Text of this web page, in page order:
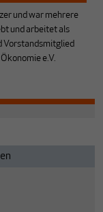
und war mehrere
und arbeitet als
Vorstandsmitglied
e.V.